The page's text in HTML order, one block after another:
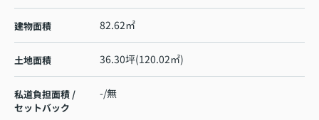
建物面積 82.62㎡
土地面積 36.30坪(120.02㎡)
私道負担面積 /
セットバック
-/無